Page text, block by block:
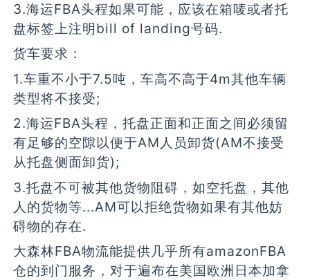
3.海运FBA头程如果可能，应该在箱唛或者托
盘标签上注明bill of landing号码.
货车要求：
1.车重不小于7.5吨，车高不高于4m其他车辆
类型将不接受;
2.海运FBA头程，托盘正面和正面之间必须留
有足够的空隙以便于AM人员卸货(AM不接受
从托盘侧面卸货);
3.托盘不可被其他货物阻碍，如空托盘，其他
人的货物等...AM可以拒绝货物如果有其他妨
碍物的存在.
大森林FBA物流能提供几乎所有amazonFBA
仓的到门服务，对于遍布在美国欧洲日本加拿